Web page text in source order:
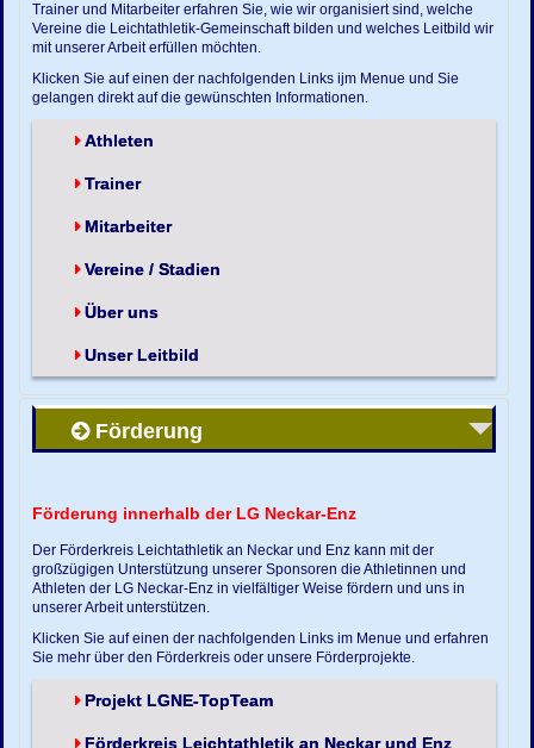
Trainer und Mitarbeiter erfahren Sie, wie wir organisiert sind, welche
Vereine die Leichtathletik-Gemeinschaft bilden und welches Leitbild wir
mit unserer Arbeit erfüllen möchten.
Klicken Sie auf einen der nachfolgenden Links ijm Menue und Sie
gelangen direkt auf die gewünschten Informationen.
Athleten
Trainer
Mitarbeiter
Vereine / Stadien
Über uns
Unser Leitbild
Förderung
Förderung innerhalb der LG Neckar-Enz
Der Förderkreis Leichtathletik an Neckar und Enz kann mit der
großzügigen Unterstützung unserer Sponsoren die Athletinnen und
Athleten der LG Neckar-Enz in vielfältiger Weise fördern und uns in
unserer Arbeit unterstützen.
Klicken Sie auf einen der nachfolgenden Links im Menue und erfahren
Sie mehr über den Förderkreis oder unsere Förderprojekte.
Projekt LGNE-TopTeam
Förderkreis Leichtathletik an Neckar und Enz